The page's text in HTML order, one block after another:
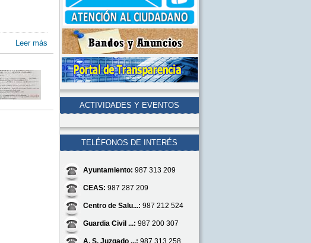
Leer más
ACTIVIDADES Y EVENTOS
TELÉFONOS DE INTERÉS
Ayuntamiento: 987 313 209
CEAS: 987 287 209
Centro de Salu...: 987 212 524
Guardia Civil ...: 987 200 307
A. S. Juzgado ...: 987 313 258